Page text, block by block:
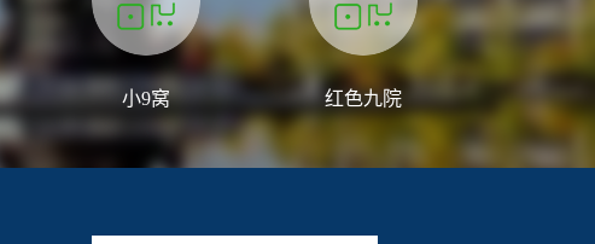
小9窝 红色九院